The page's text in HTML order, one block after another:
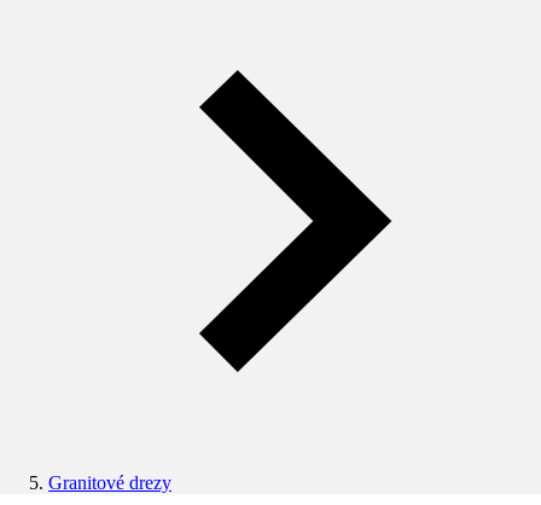
Granitové drezy